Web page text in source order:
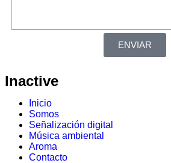
ENVIAR
Inactive
Inicio
Somos
Señalización digital
Música ambiental
Aroma
Contacto